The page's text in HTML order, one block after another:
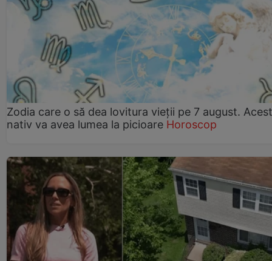
Zodia care o să dea lovitura vieții pe 7 august. Acest
nativ va avea lumea la picioare Horoscop